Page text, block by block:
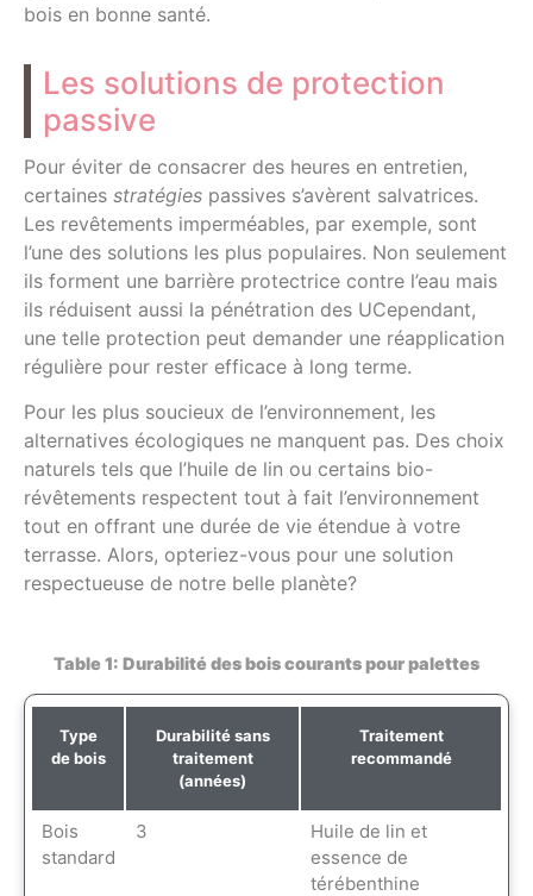
bois en bonne santé.
Les solutions de protection
passive
Pour éviter de consacrer des heures en entretien,
certaines stratégies passives s’avèrent salvatrices.
Les revêtements imperméables, par exemple, sont
l’une des solutions les plus populaires. Non seulement
ils forment une barrière protectrice contre l’eau mais
ils réduisent aussi la pénétration des UCependant,
une telle protection peut demander une réapplication
régulière pour rester efficace à long terme.
Pour les plus soucieux de l’environnement, les
alternatives écologiques ne manquent pas. Des choix
naturels tels que l’huile de lin ou certains bio-
révêtements respectent tout à fait l’environnement
tout en offrant une durée de vie étendue à votre
terrasse. Alors, opteriez-vous pour une solution
respectueuse de notre belle planète?
Table 1: Durabilité des bois courants pour palettes
Type
de bois
Durabilité sans
traitement
(années)
Traitement
recommandé
Bois
standard
3
Huile de lin et
essence de
térébenthine